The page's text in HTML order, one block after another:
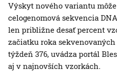
Výskyt nového variantu
celogenomová sekvencia
len približne desať percent
začiatku roka sekvenovaných
týždeň 376, uvádza portál
aj v najnovších vzorkách.